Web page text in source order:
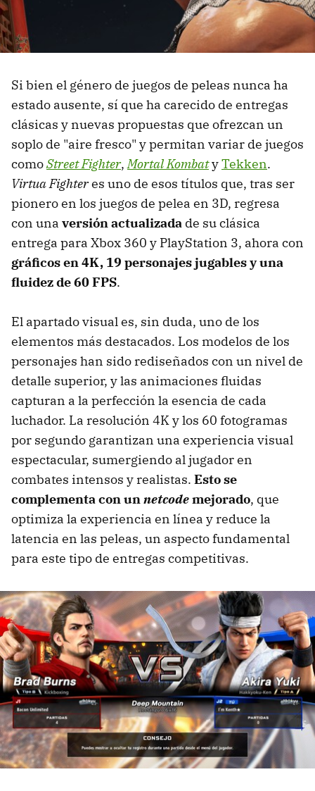
Si bien el género de juegos de peleas nunca ha
estado ausente, sí que ha carecido de entregas
clásicas y nuevas propuestas que ofrezcan un
soplo de "aire fresco" y permitan variar de juegos
comoStreet Fighter,Mortal KombatyTekken.
Virtua Fighteres uno de esos títulos que, tras ser
pionero en los juegos de pelea en 3D, regresa
con una versión actualizada de su clásica
entrega para Xbox 360 y PlayStation 3, ahora con
gráficos en 4K, 19 personajes jugables y una
fluidez de 60 FPS.
El apartado visual es, sin duda, uno de los
elementos más destacados. Los modelos de los
personajes han sido rediseñados con un nivel de
detalle superior, y las animaciones fluidas
capturan a la perfección la esencia de cada
luchador. La resolución 4K y los 60 fotogramas
por segundo garantizan una experiencia visual
espectacular, sumergiendo al jugador en
combates intensos y realistas. Esto se
complementa con unnetcodemejorado, que
optimiza la experiencia en línea y reduce la
latencia en las peleas, un aspecto fundamental
para este tipo de entregas competitivas.